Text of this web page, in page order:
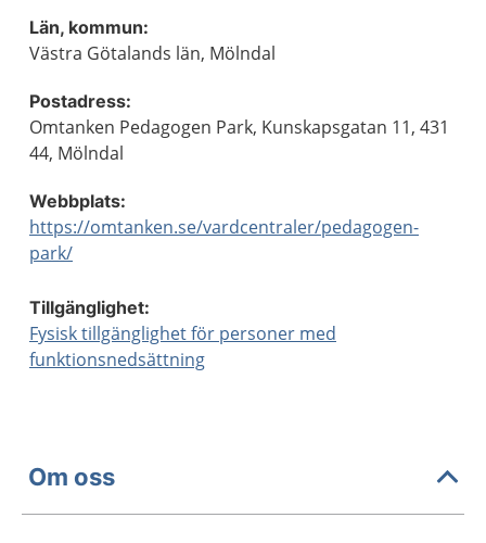
Län, kommun:
Västra Götalands län, Mölndal
Postadress:
Omtanken Pedagogen Park, Kunskapsgatan 11, 431
44, Mölndal
Webbplats:
https://omtanken.se/vardcentraler/pedagogen-
park/
Tillgänglighet:
Fysisk tillgänglighet för personer med
funktionsnedsättning
Om oss